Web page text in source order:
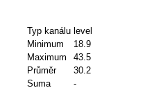
Typ kanálu level
Minimum
18.9
Maximum
43.5
Průměr
30.2
Suma
-